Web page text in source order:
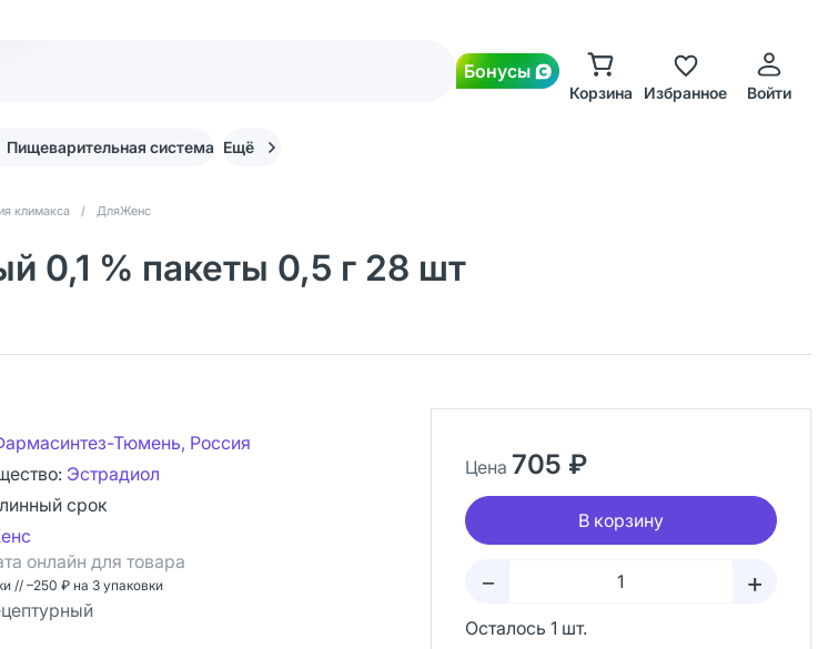
Бонусы
Корзина Избранное Войти
Пищеварительная система Ещё
климакса / ДляЖенс
0,1 % пакеты 0,5 г 28 шт
Тюмень, Россия
Эстрадиол
срок
онлайн для товара
// –250 ₽ на 3 упаковки
Цена 705 ₽
В корзину
– +
Осталось 1 шт.